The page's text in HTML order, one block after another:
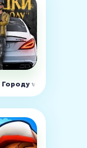
v0.6.7 (MOD,